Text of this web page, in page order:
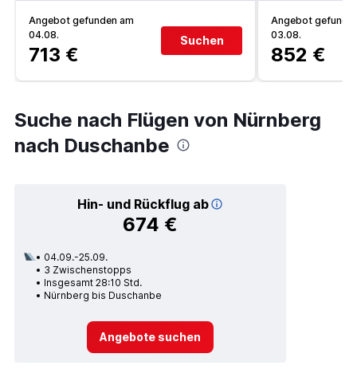
Angebot gefunden am
04.08.
713 €
Suchen
Angebot
03.08.
852 €
Suche nach Flügen von Nürnberg
nach Duschanbe
Hin- und Rückflug ab
674 €
04.09.-25.09.
3 Zwischenstopps
Insgesamt 28:10 Std.
Nürnberg bis Duschanbe
Angebote suchen